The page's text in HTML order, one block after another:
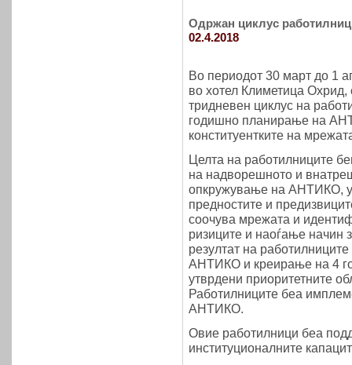
Одржан циклус
02.4.2018
Во периодот 30 март до 1
во хотел Климетица
тридневен циклус на
годишно планирање на
конституентките на
Целта на работилниците
на надворешното и
опкружување на АНТИКО,
предностите и
соочува мрежата и
ризиците и наоѓање
резултат на
АНТИКО и креирање на 4
утврдени приоритетните
Работилниците беа
АНТИКО.
Овие работилници беа
институционалните